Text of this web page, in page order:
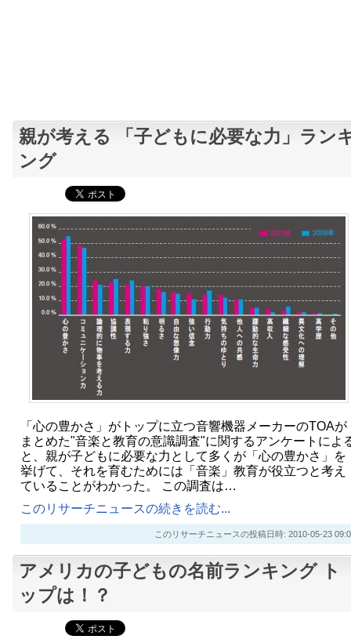
親が考える 「子どもに必要な力」ラン
ング
「心の豊かさ」がトップに立つ音響機器メーカーのTOAが
まとめた"音楽と教育の意識調査"に関するアンケートによ
と、親が子どもに必要な力として多くが「心の豊かさ」を
挙げて、それを育むためには「音楽」教育が役立つと考え
ていることがわかった。 この調査は…
このリサーチニュースの続きを読む...
このリサーチニュースの投稿日時: 2010-05-23
アメリカの子どもの名前ランキング ト
ップは！？